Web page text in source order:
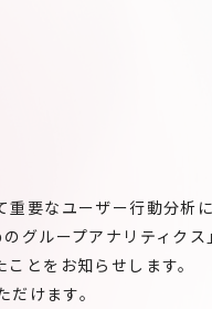
要なユーザー行動分析
ループアナリティクス
とをお知らせします。
けます。